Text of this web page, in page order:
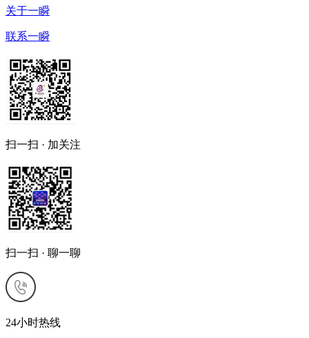
关于一瞬
联系一瞬
扫一扫 · 加关注
扫一扫 · 聊一聊
24小时热线